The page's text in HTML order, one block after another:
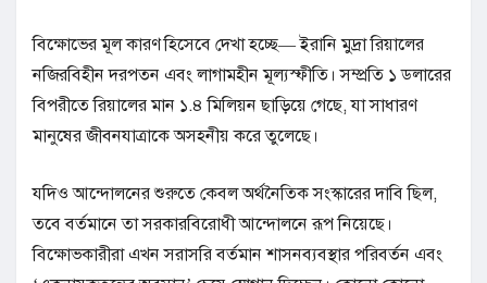
বিক্ষোভের মূল কারণ হিসেবে দেখা হচ্ছে— ইরানি মুদ্রা রিয়ালের
নজিরবিহীন দরপতন এবং লাগামহীন মূল্যস্ফীতি। সম্প্রতি ১ ডলারের
বিপরীতে রিয়ালের মান ১.৪ মিলিয়ন ছাড়িয়ে গেছে, যা সাধারণ
মানুষের জীবনযাত্রাকে অসহনীয় করে তুলেছে।
যদিও আন্দোলনের শুরুতে কেবল অর্থনৈতিক সংস্কারের দাবি ছিল,
তবে বর্তমানে তা সরকারবিরোধী আন্দোলনে রূপ নিয়েছে।
বিক্ষোভকারীরা এখন সরাসরি বর্তমান শাসনব্যবস্থার পরিবর্তন এবং